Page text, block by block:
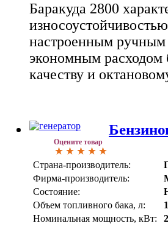
Баракуда 2800
настроенным ручным
экономным расходом
качеству и
Оцените товар
Страна-производитель:
Фирма-производитель:
Состояние:
Объем топливного бака, л:
Номинальная мощность, кВт: